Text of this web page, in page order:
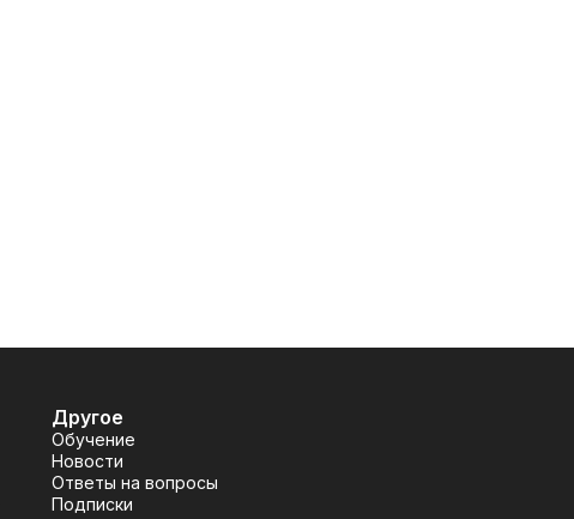
Другое
Обучение
Новости
Ответы на вопросы
Подписки